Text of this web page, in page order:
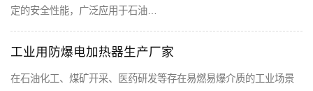
定的安全性能，广泛应用于石油…
工业用防爆电加热器生产厂家
在石油化工、煤矿开采、医药研发等存在易燃易爆介质的工业场景